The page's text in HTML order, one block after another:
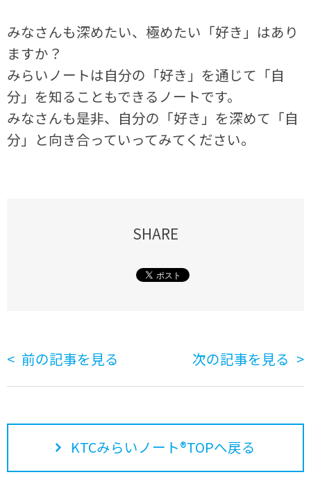
みなさんも深めたい、極めたい「好き」はあり
ますか？
みらいノートは自分の「好き」を通じて「自
分」を知ることもできるノートです。
みなさんも是非、自分の「好き」を深めて「自
分」と向き合っていってみてください。
SHARE
前の記事を見る 次の記事を見る
KTCみらいノート®TOPへ戻る